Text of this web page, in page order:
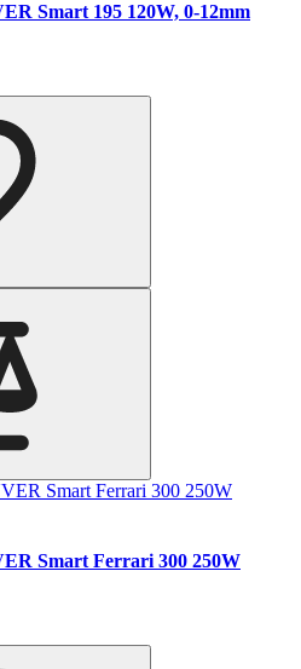
Smart 195 120W, 0-12mm
Smart Ferrari 300 250W